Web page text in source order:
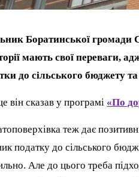
Боратинської громади
мають свої переваги,
до сільського бюджету та
він сказав у програмі «По
теж дає
податку до сільського
Але до цього треба